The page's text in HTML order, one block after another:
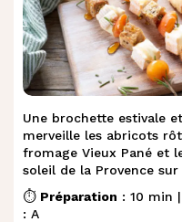
Une brochette estivale
merveille les abricots
fromage Vieux Pané et
soleil de la Provence
⏱️ Préparation : 10 min |
: A